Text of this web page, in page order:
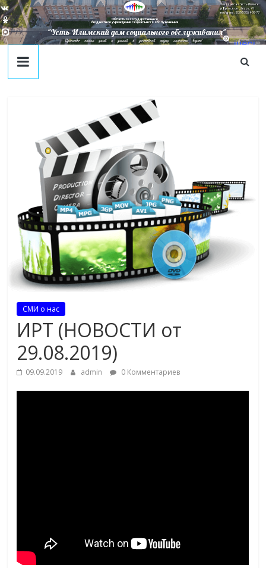
Областное государственное
бюджетное учреждение социального обслуживания
juecj
@mail
"Усть-Илимский дом социального обслуживания"
Наш адрес в г. Усть-Илимск:
ул. Братское Шоссе, 41
тел/факс: 8(395-35) 4-09-77
Единство наших целей и усилий к достойной жизни личности ведет!
СМИ о нас
ИРТ (НОВОСТИ от
29.08.2019)
09.09.2019 admin 0 Комментариев